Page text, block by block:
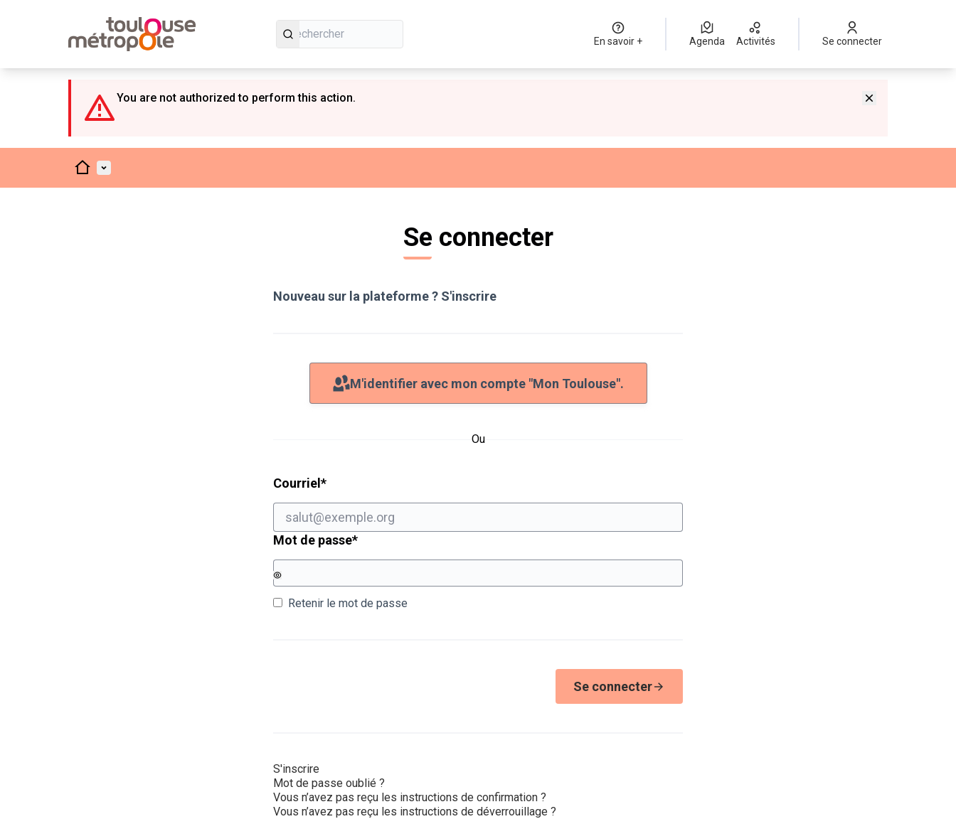
En savoir + Agenda Activités Se connecter
You are not authorized to perform this action.
AccueilMenu principal
Se connecter
Nouveau sur la plateforme ? S'inscrire
M'identifier avec mon compte "Mon Toulouse".
Ou
Courriel *Champ obligatoire
Mot de passe*Champ obligatoire
Retenir le mot de passe
Se connecter
S'inscrire
Mot de passe oublié ?
Vous n’avez pas reçu les instructions de confirmation ?
Vous n’avez pas reçu les instructions de déverrouillage ?